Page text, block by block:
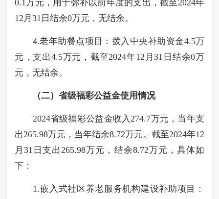
0.1万元，用于弥补以前年度的支出，截至2024年
12月31日结余0万元，无结余。
4.老年助餐点项目：拨入中央补助资金4.5万
元，支出4.5万元，截至2024年12月31日结余0万
元，无结余。
（二） 省级福彩公益金使用情况
2024省级福彩公益金收入274.7万元，当年支
出265.98万元，当年结余8.72万元。截至2024年12
月31日支出265.98万元，结余8.72万元，具体如
下：
1.嵌入式社区养老服务机构建设补助项目：